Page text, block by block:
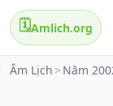
🗓️Amlich.org
Âm Lịch > Năm